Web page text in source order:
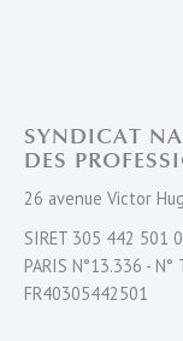
SYNDICAT
DES
26 avenue Victor
SIRET 305 442 501
PARIS N°13.336 - N°
FR40305442501